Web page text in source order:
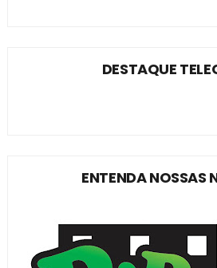
DESTAQUE
ENTENDA NOSSAS